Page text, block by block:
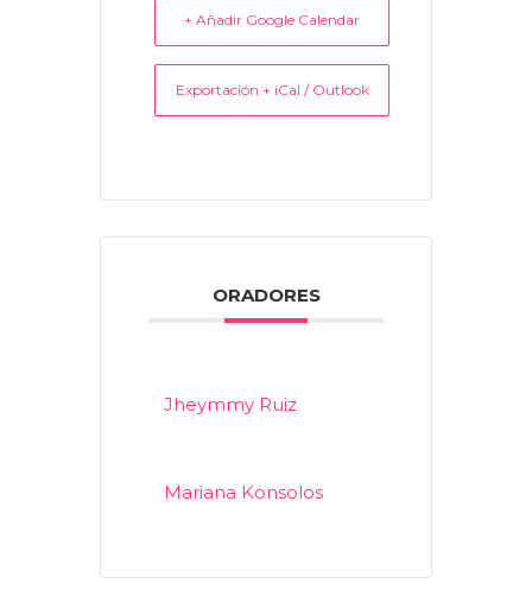
+ Añadir Google Calendar
Exportación + iCal / Outlook
ORADORES
Jheymmy Ruiz
Mariana Konsolos